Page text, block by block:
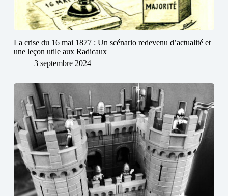
La crise du 16 mai 1877 : Un scénario redevenu d’actualité et
une leçon utile aux Radicaux
3 septembre 2024